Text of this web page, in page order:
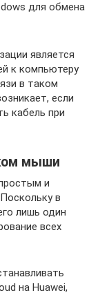
для обмена
является
к компьютеру
в таком
если
кабель при
мыши
и
в
лишь один
всех
на Huawei,